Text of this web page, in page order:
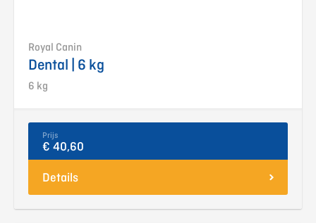
Royal Canin
Dental | 6 kg
6 kg
Prijs
€ 40,60
Details